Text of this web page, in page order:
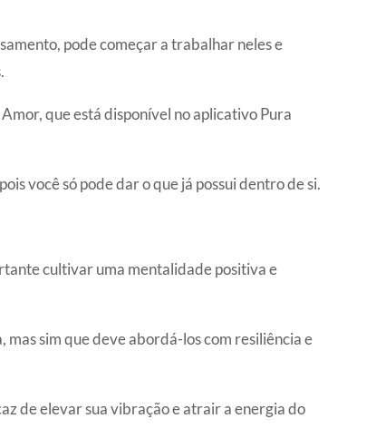
pode começar a trabalhar neles e
que está disponível no aplicativo Pura
você só pode dar o que já possui dentro de si.
cultivar uma mentalidade positiva e
mas sim que deve abordá-los com resiliência e
de elevar sua vibração e atrair a energia do